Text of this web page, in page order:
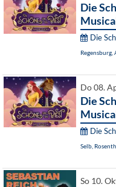
Die
Die
Regensburg,
Do 08.
Die
Die
Selb,
So 10.